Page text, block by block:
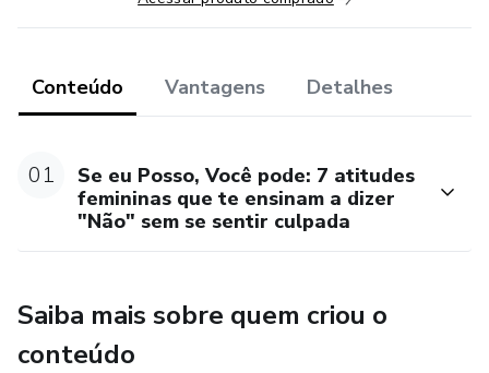
da sua vida (até onde as pessoas tem o direito de interferir
que você quer ser.
machucar.
Conteúdo Vantagens Detalhes
01
Se eu Posso, Você pode: 7 atitudes
femininas que te ensinam a dizer
"Não" sem se sentir culpada
Saiba mais sobre quem criou o
conteúdo